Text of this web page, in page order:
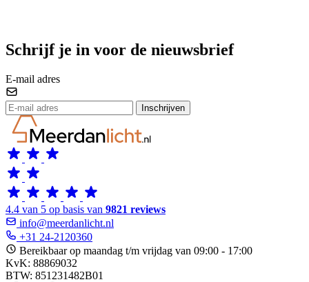
Schrijf je in voor de nieuwsbrief
E-mail adres
Inschrijven
4.4 van 5 op basis van 9821 reviews
info@meerdanlicht.nl
+31 24-2120360
Bereikbaar op maandag t/m vrijdag van 09:00 - 17:00
KvK: 88869032
BTW: 851231482B01